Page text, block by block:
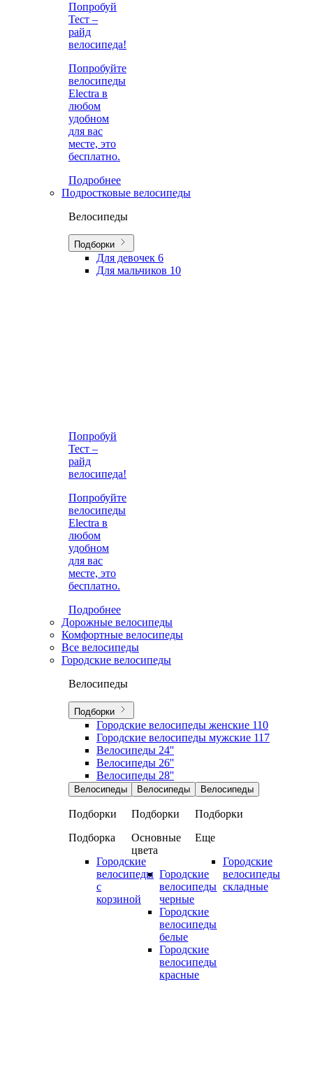
Попробуй
Тест –
райд
велосипеда!
Попробуйте
велосипеды
Electra в
любом
удобном
для вас
месте, это
бесплатно.
Подробнее
Подростковые велосипеды
Велосипеды
Подборки
Для девочек 6
Для мальчиков 10
Попробуй
Тест –
райд
велосипеда!
Попробуйте
велосипеды
Electra в
любом
удобном
для вас
месте, это
бесплатно.
Подробнее
Дорожные велосипеды
Комфортные велосипеды
Все велосипеды
Городские велосипеды
Велосипеды
Подборки
Городские велосипеды женские 110
Городские велосипеды мужские 117
Велосипеды 24''
Велосипеды 26''
Велосипеды 28''
Велосипеды
Подборки
Подборка
Городские
велосипеды
с
корзиной
Велосипеды
Подборки
Основные
цвета
Городские
велосипеды
черные
Городские
велосипеды
белые
Городские
велосипеды
красные
Велосипеды
Подборки
Еще
Городские
велосипеды
складные